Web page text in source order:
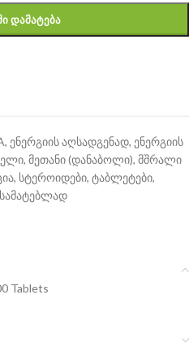
ᲓᲐᲛᲐᲢᲔᲑᲐ
, ენერგიის აღსადგენად, ენერგიის
, მეთანი (დანაბოლი), მშრალი
, სტეროიდები, ტაბლეტები,
Tablets